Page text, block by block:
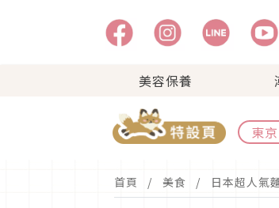
美容保養
東京
首頁 美食 日本超人氣